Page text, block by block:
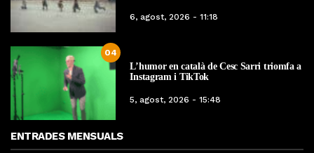
6, agost, 2026 - 11:18
04
L’humor en català de Cesc Sarri triomfa a
Instagram i TikTok
5, agost, 2026 - 15:48
ENTRADES MENSUALS